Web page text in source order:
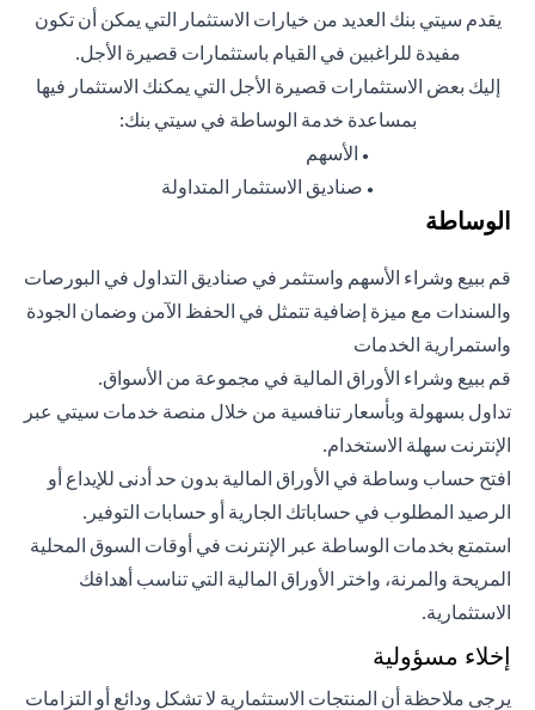
يقدم سيتي بنك العديد من خيارات الاستثمار التي يمكن أن تكون
مفيدة للراغبين في القيام باستثمارات قصيرة الأجل.
إليك بعض الاستثمارات قصيرة الأجل التي يمكنك الاستثمار فيها
بمساعدة خدمة الوساطة في سيتي بنك:
● الأسهم
● صناديق الاستثمار المتداولة
الوساطة
قم ببيع وشراء الأسهم واستثمر في صناديق التداول في البورصات
والسندات مع ميزة إضافية تتمثل في الحفظ الآمن وضمان الجودة
واستمرارية الخدمات
قم ببيع وشراء الأوراق المالية في مجموعة من الأسواق.
تداول بسهولة وبأسعار تنافسية من خلال منصة خدمات سيتي عبر
الإنترنت سهلة الاستخدام.
افتح حساب وساطة في الأوراق المالية بدون حد أدنى للإيداع أو
الرصيد المطلوب في حساباتك الجارية أو حسابات التوفير.
استمتع بخدمات الوساطة عبر الإنترنت في أوقات السوق المحلية
المريحة والمرنة، واختر الأوراق المالية التي تناسب أهدافك
الاستثمارية.
إخلاء مسؤولية
يرجى ملاحظة أن المنتجات الاستثمارية لا تشكل ودائع أو التزامات